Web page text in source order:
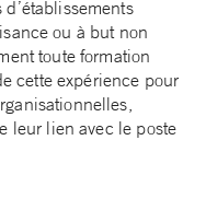
ou à but non
toute formation
cette expérience pour
leur lien avec le poste